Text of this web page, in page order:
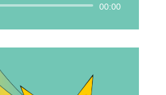
Lecteur
00:00